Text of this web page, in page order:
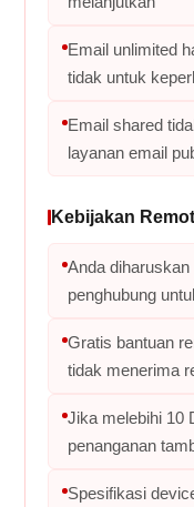
Email unlimited
tidak untuk
Email shared
layanan email
Kebijakan
Anda
penghubung
Gratis bantuan
tidak menerima
Jika melebihi 10
penanganan
Spesifikasi